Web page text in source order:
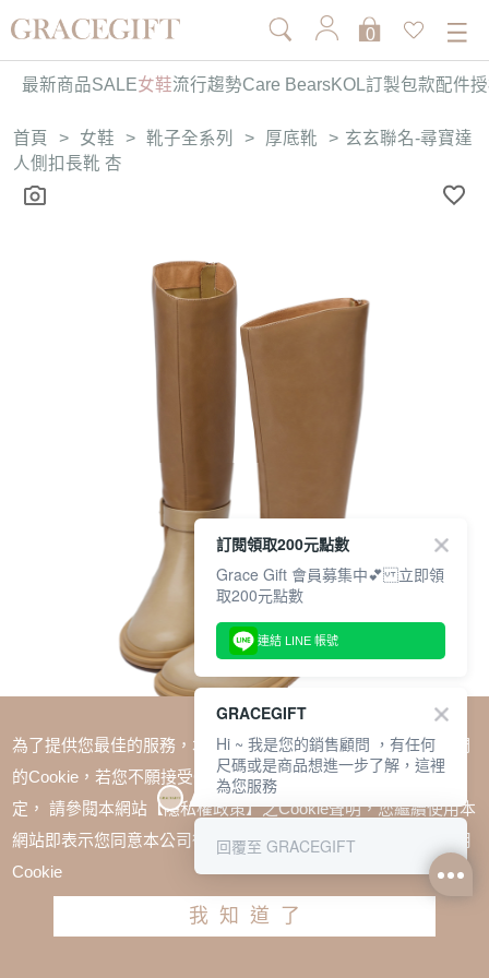
0
最新商品SALE女鞋流行趨勢Care BearsKOL訂製包款配件
首頁 > 女鞋 > 靴子全系列 > 厚底靴 > 玄玄聯名-尋寶達
人側扣長靴 杏
玄玄聯名-尋寶達人側扣長靴 杏
為了提供您最佳的服務，本網站會在您的電腦中放置並取用我們
的Cookie，若您不願接受Cookie時應如何變更電腦的Cookie設
定， 請參閱本網站【隱私權政策】之Cookie聲明，您繼續使用本
網站即表示您同意本公司得按本網站使用條款之Cookie聲明使用
Cookie
我知道了
訂閱領取200元點數
Grace Gift 會員募集中💕 立即領
取200元點數
連結 LINE 帳號
GRACEGIFT
Hi ~ 我是您的銷售顧問 ，有任何
尺碼或是商品想進一步了解，這裡
為您服務
回覆至 GRACEGIFT